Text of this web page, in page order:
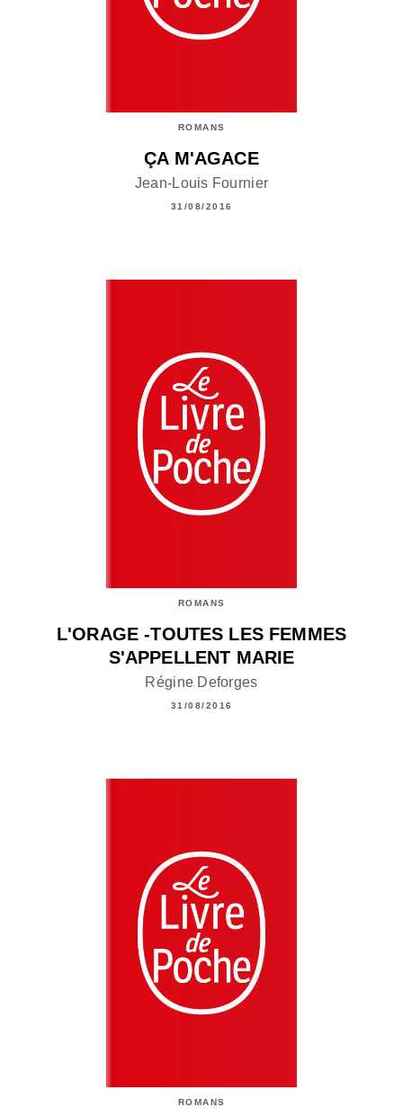
ROMANS
ÇA M'AGACE
Jean-Louis Fournier
31/08/2016
ROMANS
L'ORAGE -TOUTES LES FEMMES
S'APPELLENT MARIE
Régine Deforges
31/08/2016
ROMANS